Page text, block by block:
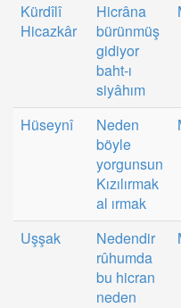
Kürdîlî
Hicazkâr
Hicrâna
bürünmüş
gidiyor
baht-ı
siyâhım
Hüseynî
Neden
böyle
yorgunsun
Kızılırmak
al ırmak
Uşşak
Nedendir
rûhumda
bu hicran
neden